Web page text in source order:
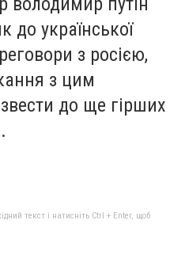
до української
з росією,
з цим
до ще гірших
текст і натисніть Ctrl + Enter, щоб